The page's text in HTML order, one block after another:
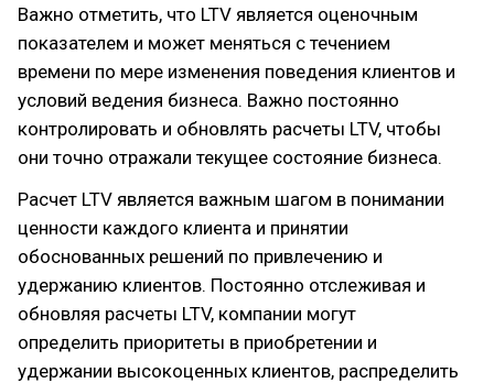
Важно отметить, что LTV является оценочным
показателем и может меняться с течением
времени по мере изменения поведения клиентов и
условий ведения бизнеса. Важно постоянно
контролировать и обновлять расчеты LTV, чтобы
они точно отражали текущее состояние бизнеса.
Расчет LTV является важным шагом в понимании
ценности каждого клиента и принятии
обоснованных решений по привлечению и
удержанию клиентов. Постоянно отслеживая и
обновляя расчеты LTV, компании могут
определить приоритеты в приобретении и
удержании высокоценных клиентов, распределить